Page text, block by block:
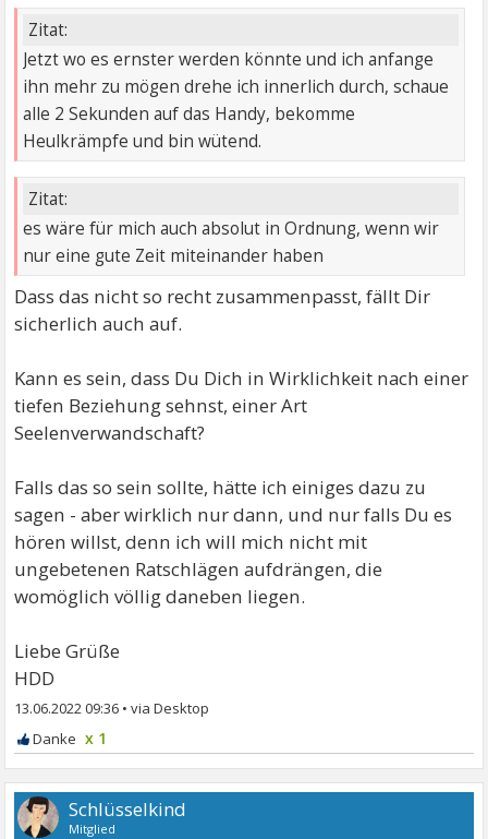
Zitat:
Jetzt wo es ernster werden könnte und ich anfange
ihn mehr zu mögen drehe ich innerlich durch, schaue
alle 2 Sekunden auf das Handy, bekomme
Heulkrämpfe und bin wütend.
Zitat:
es wäre für mich auch absolut in Ordnung, wenn wir
nur eine gute Zeit miteinander haben
Dass das nicht so recht zusammenpasst, fällt Dir
sicherlich auch auf.
Kann es sein, dass Du Dich in Wirklichkeit nach einer
tiefen Beziehung sehnst, einer Art
Seelenverwandschaft?
Falls das so sein sollte, hätte ich einiges dazu zu
sagen - aber wirklich nur dann, und nur falls Du es
hören willst, denn ich will mich nicht mit
ungebetenen Ratschlägen aufdrängen, die
womöglich völlig daneben liegen.
Liebe Grüße
HDD
13.06.2022 09:36 •
x 1
Schlüsselkind
Mitglied